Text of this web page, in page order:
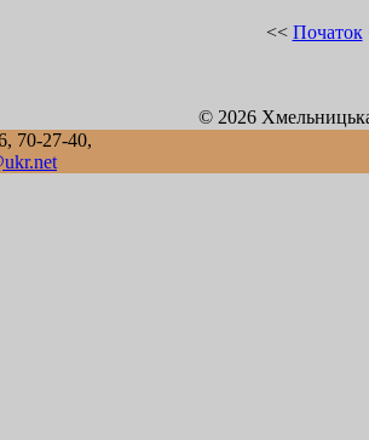
<< Початок
© 2026
70-27-40,